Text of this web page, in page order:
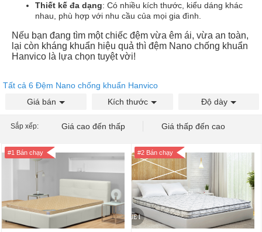
Thiết kế đa dạng: Có nhiều kích thước, kiểu dáng khác
nhau, phù hợp với nhu cầu của mọi gia đình.
Nếu bạn đang tìm một chiếc đệm vừa êm ái, vừa an toàn,
lại còn kháng khuẩn hiệu quả thì đệm Nano chống khuẩn
Hanvico là lựa chọn tuyệt vời!
Tất cả 6 Đệm Nano chống khuẩn Hanvico
Giá bán
Kích thước Độ dày
Sắp xếp: Giá cao đến thấp Giá thấp đến cao
#1 Bán chạy #2 Bán chạy